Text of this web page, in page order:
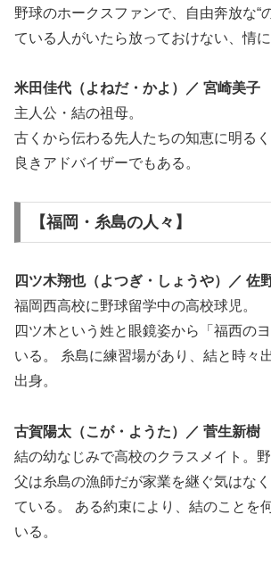
野球のホークスファンで、自由奔放な“
ている人がいたら放っておけない、情に
米田佳代（よねだ・かよ）／ 宮崎美子
主人公・結の祖母。
古くから伝わる先人たちの知恵に明る
良きアドバイザーでもある。
【福岡・糸島の人々】
四ツ木翔也（よつぎ・しょうや）／ 佐
福岡西高校に野球留学中の高校球児。
四ツ木という姓と眼鏡姿から「福西の
いる。 糸島に練習場があり、結と時々
出身。
古賀陽太（こが・ようた）／ 菅生新樹
結の幼なじみで高校のクラスメイト。野
父は糸島の漁師だが家業を継ぐ気はな
ている。 ある約束により、結のことを
いる。